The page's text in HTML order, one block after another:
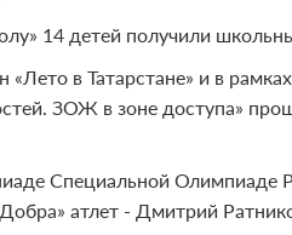
14 детей получили
в Татарстане» и в
ЗОЖ в зоне доступа»
Специальной Олимпиаде
атлет - Дмитрий